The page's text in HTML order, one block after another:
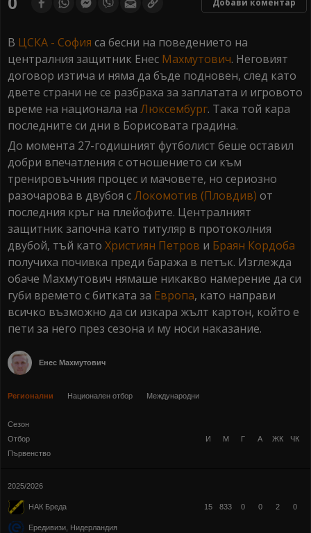
В ЦСКА - София са бесни на поведението на
централния защитник Енес Махмутович. Неговият
договор изтича и няма да бъде подновен, след като
двете страни не се разбраха за заплатата и игровото
време на национала на Люксембург. Така той кара
последните си дни в Борисовата градина.
До момента 27-годишният футболист беше оставил
добри впечатления с отношението си към
тренировъчния процес и мачовете, но сериозно
разочарова в двубоя сЛокомотив (Пловдив) от
последния кръг на плейофите. Централният
защитник започна като титуляр в протоколния
двубой, тъй като Християн Петров и Браян Кордоба
получиха почивка преди баража в петък. Изглежда
обаче Махмутович нямаше никакво намерение да си
губи времето с битката за Европа, като направи
всичко възможно да си изкара жълт картон, който е
пети за него през сезона и му носи наказание.
Енес Махмутович
Регионални Национален отбор Международни
Сезон
Отбор
Първенство
И М Г А ЖК ЧК
2025/2026
НАК Бреда
Ередивизи, Нидерландия
15 833 0 0 2 0